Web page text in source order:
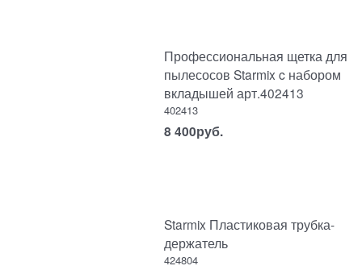
Профессиональная щетка для
пылесосов Starmix c набором
вкладышей арт.402413
402413
8 400руб.
Starmix Пластиковая трубка-
держатель
424804